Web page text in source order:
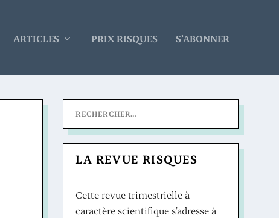
ARTICLES PRIX RISQUES S’ABONNER
LA REVUE RISQUES
Cette revue trimestrielle à
caractère scientifique s’adresse à